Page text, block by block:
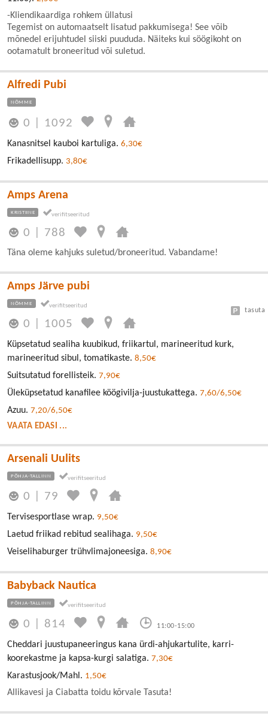
-Kliendikaardiga rohkem üllatusi
Tegemist on automaatselt lisatud pakkumisega! See võib
mõnedel erijuhtudel siiski puududa. Näiteks kui söögikoht on
ootamatult broneeritud või suletud.
Alfredi Pubi
NÕMME
0 1092
Kanasnitsel kauboi kartuliga. 6,30€
Frikadellisupp. 3,80€
Amps Arena
KRISTIINE
0 788
Täna oleme kahjuks suletud/broneeritud. Vabandame!
Amps Järve pubi
NÕMME
0 1005
tasuta
Küpsetatud sealiha kuubikud, friikartul, marineeritud kurk,
marineeritud sibul, tomatikaste. 8,50€
Suitsutatud forellisteik. 7,90€
Üleküpsetatud kanafilee köögivilja-juustukattega. 7,60/6,50€
Azuu. 7,20/6,50€
VAATA EDASI ...
Arsenali Uulits
PÕHJA-TALLINN
0 79
Tervisesportlase wrap. 9,50€
Laetud friikad rebitud sealihaga. 9,50€
Veiselihaburger trühvlimajoneesiga. 8,90€
Babyback Nautica
PÕHJA-TALLINN
0 814 11:00-15:00
Cheddari juustupaneeringus kana ürdi-ahjukartulite, karri-
koorekastme ja kapsa-kurgi salatiga. 7,30€
Karastusjook/Mahl. 1,50€
Allikavesi ja Ciabatta toidu kõrvale Tasuta!